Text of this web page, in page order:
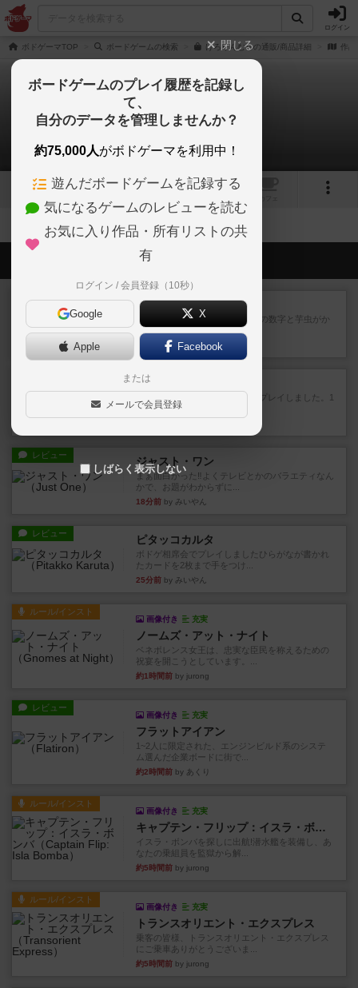
ログイン
ボドゲーマTOP ボードゲームの検索 けろりんむらの通販/商品詳細 作品
けろりんむら
拡張/関連作品 0件
9 12 1
会員の新しい投稿
レビュー ヘックメック
サイコロゲームです1から5までの数字と芋虫がか
かれたダイス。これを振っ...
by みいやん
ハゲタカのえじき
超有名なゲームですが、初めてプレイしました。1
から15までのカードがプ...
レビュー ジャスト・ワン
まぁ面白かった‼️よくテレビとかのバラエティなん
かで、お題がわからずに...
18分前 by みいやん
レビュー ピタッコカルタ
ボドゲ相席会でプレイしましたひらがなが書かれ
たカードを2枚まで手をつけ...
25分前 by みいやん
ルール/インスト
画像付き 充実
ノームズ・アット・ナイト
ベネボレンス女王は、忠実な臣民を称えるための
祝宴を開こうとしています。...
約1時間前 by jurong
レビュー
画像付き 充実
フラットアイアン
1~2人に限定された、エンジンビルド系のシステ
ム選んだ企業ボードに街で...
約2時間前 by あくり
ルール/インスト
画像付き 充実
キャプテン・フリップ：イスラ・ボンバ
イスラ・ボンバを探しに出航!潜水艦を装備し、あ
なたの乗組員を監獄から解...
約5時間前 by jurong
ルール/インスト
画像付き 充実
トランスオリエント・エクスプレス
乗客の皆様、トランスオリエント・エクスプレス
にご乗車ありがとうございま...
約5時間前 by jurong
閉じる
ボードゲームのプレイ履歴を記録し
て、
自分のデータを管理しませんか？
約75,000人がボドゲーマを利用中！
遊んだボードゲームを記録する
気になるゲームのレビューを読む
お気に入り作品・所有リストの共
有
ログイン / 会員登録（10秒）
Google X
Apple Facebook
または
メールで会員登録
しばらく表示しない